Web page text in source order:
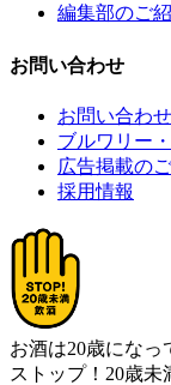
編集部のご
お問い合わせ
お問い合わせ
ブルワリー
広告掲載の
採用情報
お酒は20歳になっ
ストップ！20歳未